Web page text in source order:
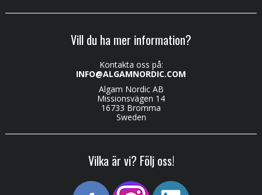
Vill du ha mer information?
Kontakta oss på:
INFO@ALGAMNORDIC.COM
Algam Nordic AB
Missionsvägen 14
16733 Bromma
Sweden
Vilka är vi? Följ oss!